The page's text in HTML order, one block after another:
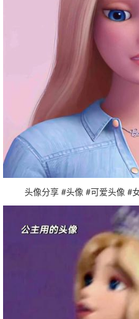
头像分享 #头像 #可爱头像 #